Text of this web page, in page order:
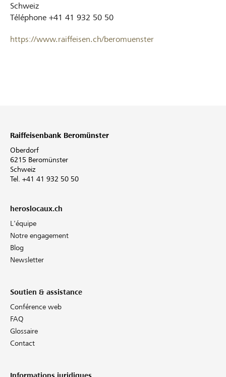
Schweiz
Téléphone +41 41 932 50 50
https://www.raiffeisen.ch/beromuenster
Raiffeisenbank Beromünster
Oberdorf
6215 Beromünster
Schweiz
Tel. +41 41 932 50 50
heroslocaux.ch
L'équipe
Notre engagement
Blog
Newsletter
Soutien & assistance
Conférence web
FAQ
Glossaire
Contact
Informations juridiques